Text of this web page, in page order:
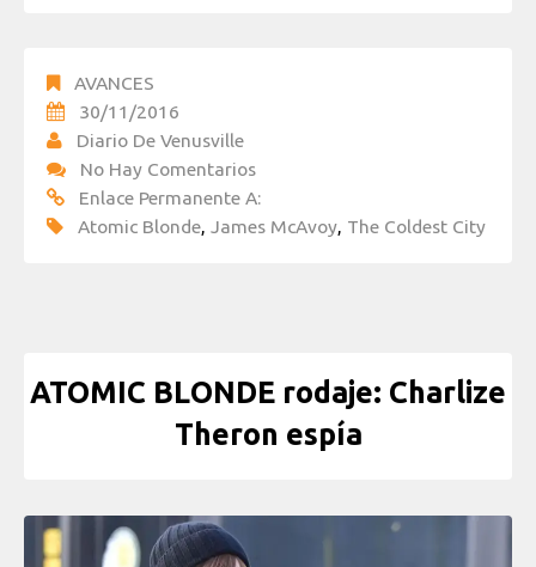
AVANCES
30/11/2016
Diario De Venusville
No Hay Comentarios
Enlace Permanente A:
Atomic Blonde, James McAvoy, The Coldest City
ATOMIC BLONDE rodaje: Charlize
Theron espía